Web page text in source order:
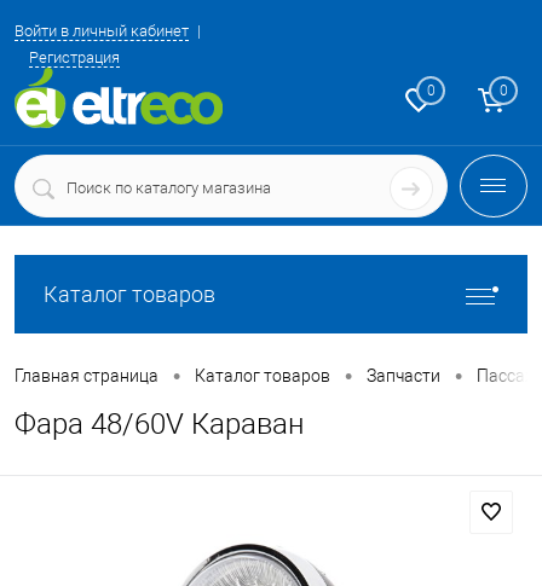
Войти в личный кабинет
Регистрация
0 0
Каталог товаров
Главная страница • Каталог товаров • Запчасти •
Фара 48/60V Караван